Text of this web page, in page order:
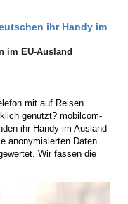
ihr Handy im
im EU-Ausland
mit auf Reisen.
genutzt? mobilcom-
ihr Handy im Ausland
anonymisierten Daten
Wir fassen die